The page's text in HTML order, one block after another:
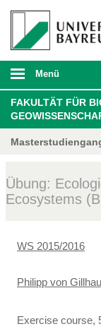
Menü
FAKULTÄT FÜR
Übung:
Ecosystems
WS 2015/2016
Philipp von
Exercise course,